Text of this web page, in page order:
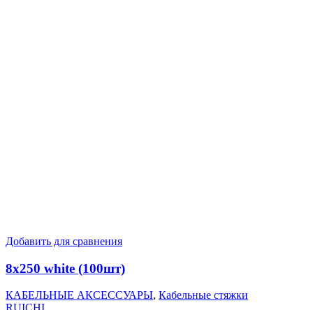
Добавить для сравнения
8х250 white (100шт)
КАБЕЛЬНЫЕ АКСЕССУАРЫ, Кабельные стяжки